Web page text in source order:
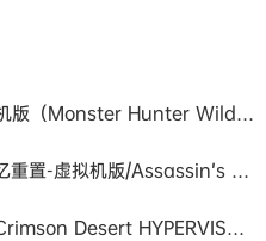
怪物猎人：荒野-虚拟机版（Monster Hunter Wilds HYPERVISOR）免安装中文版
《刺客信条：黑旗 记忆重置-虚拟机版/Assassin’s Creed Black Flag Resynced HYPERVISOR》免安装中文版
红色沙漠-虚拟机版（Crimson Desert HYPERVISOR）免安装中文版